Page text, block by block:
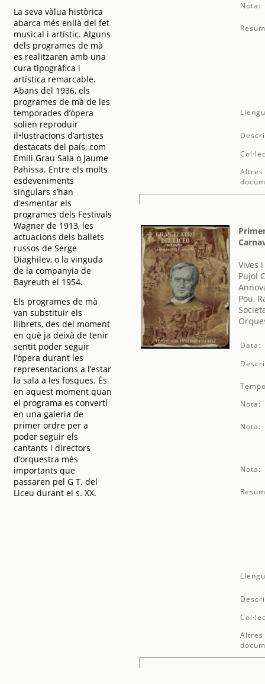
La seva vàlua històrica
abarca més enllà del fet
musical i artístic. Alguns
dels programes de mà
es realitzaren amb una
cura tipogràfica i
artística remarcable.
Abans del 1936, els
programes de mà de les
temporades d’òpera
solien reproduir
il•lustracions d’artistes
destacats del país, com
Emili Grau Sala o Jaume
Pahissa. Entre els molts
esdeveniments
singulars s’han
d’esmentar els
programes dels Festivals
Wagner de 1913, les
actuacions dels ballets
russos de Serge
Diaghilev, o la vinguda
de la companyia de
Bayreuth el 1954.
Els programes de mà
van substituir els
llibrets, des del moment
en què ja deixà de tenir
sentit poder seguir
l’òpera durant les
representacions a l’estar
la sala a les fosques. És
en aquest moment quan
el programa es convertí
en una galeria de
primer ordre per a
poder seguir els
cantants i directors
d’orquestra més
importants que
passaren pel G T. del
Liceu durant el s. XX.
Nota:
Altres
Vives
Pujol
Pou,
Data:
Nota:
Nota:
Nota:
Altres